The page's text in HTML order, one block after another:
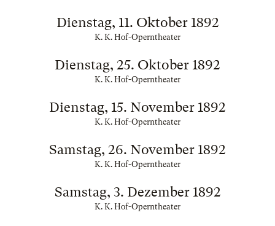
Dienstag, 11. Oktober 1892
K. K. Hof-Operntheater
Dienstag, 25. Oktober 1892
K. K. Hof-Operntheater
Dienstag, 15. November 1892
K. K. Hof-Operntheater
Samstag, 26. November 1892
K. K. Hof-Operntheater
Samstag, 3. Dezember 1892
K. K. Hof-Operntheater